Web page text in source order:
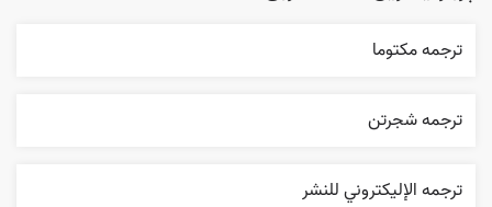
ترجمه مکتوما
ترجمه شجرتن
ترجمه الإليکتروني للنشر